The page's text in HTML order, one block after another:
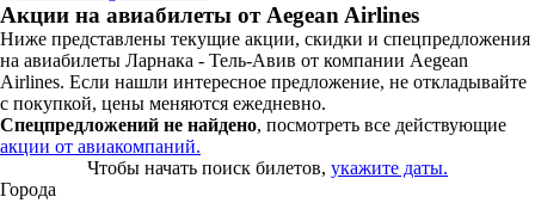
Акции на авиабилеты от Aegean Airlines
Ниже представлены текущие акции, скидки и спецпредложения
на авиабилеты Ларнака - Тель-Авив от компании Aegean
Airlines. Если нашли интересное предложение, не откладывайте
с покупкой, цены меняются ежедневно.
Спецпредложений не найдено, посмотреть все действующие
акции от авиакомпаний.
Чтобы начать поиск билетов, укажите даты.
Города